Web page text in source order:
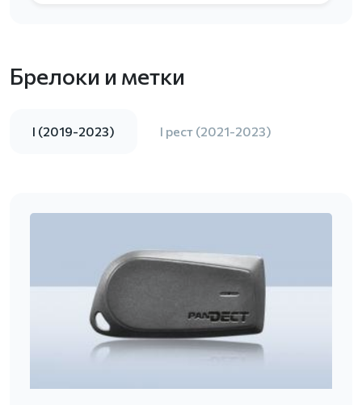
Брелоки и метки
I (2019-2023) I рест (2021-2023)